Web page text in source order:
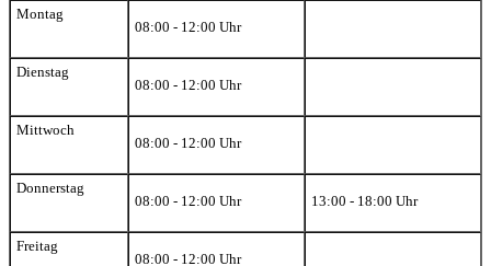
Montag
08:00 - 12:00 Uhr
Dienstag
08:00 - 12:00 Uhr
Mittwoch
08:00 - 12:00 Uhr
Donnerstag
08:00 - 12:00 Uhr
13:00 - 18:00 Uhr
Freitag
08:00 - 12:00 Uhr